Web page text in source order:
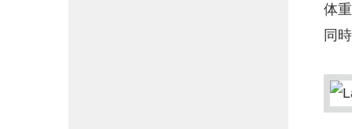
体
同